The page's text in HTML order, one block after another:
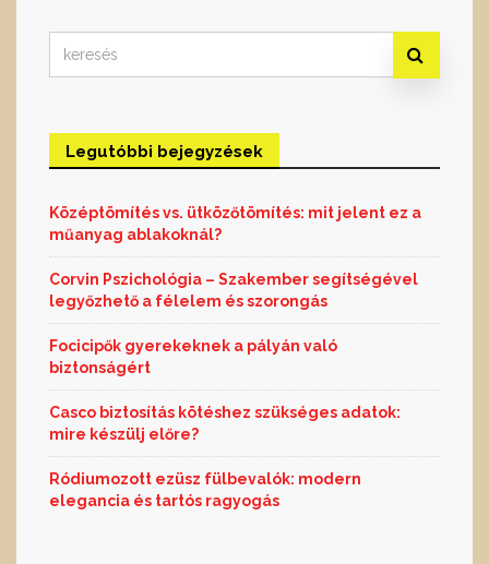
for:
Legutóbbi bejegyzések
Középtömítés vs. ütközőtömítés: mit jelent ez a
műanyag ablakoknál?
Corvin Pszichológia – Szakember segítségével
legyőzhető a félelem és szorongás
Focicipők gyerekeknek a pályán való
biztonságért
Casco biztosítás kötéshez szükséges adatok:
mire készülj előre?
Ródiumozott ezüsz fülbevalók: modern
elegancia és tartós ragyogás